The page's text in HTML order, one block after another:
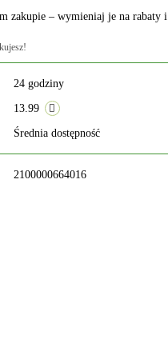
zakupie – wymieniaj je na rabaty i
24 godziny
13.99
Średnia dostępność
2100000664016